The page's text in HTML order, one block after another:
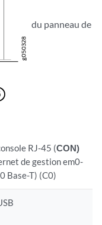
du panneau de
RJ-45 (CON)
de gestion em0-
Base-T) (C0)